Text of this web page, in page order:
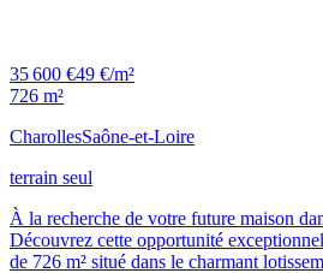
35 600 €49 €/m²
726 m²
CharollesSaône-et-Loire
terrain seul
À la recherche de votre future maison
Découvrez cette opportunité
de 726 m² situé dans le charmant